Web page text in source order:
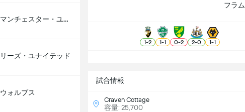
マンチェスター・ユナイテッド
リーズ・ユナイテッド
ウォルブス
試合情報
Craven Cottage
容量: 25,700
フラム
1-2 1-1 0-2 2-0 1-1